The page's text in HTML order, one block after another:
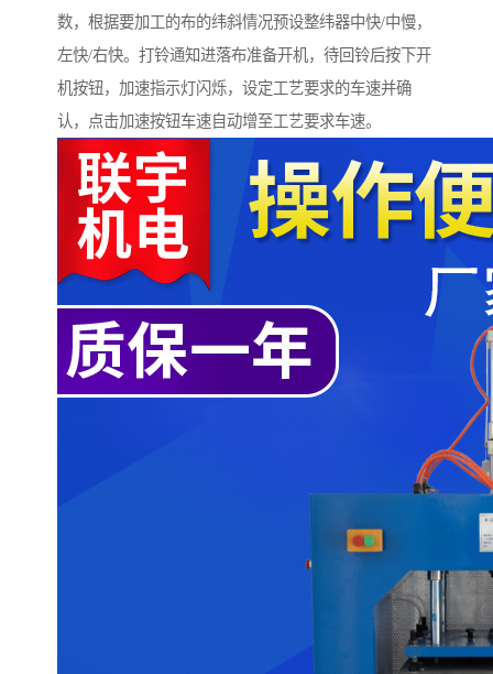
数，根据要加工的布的纬斜情况预设整纬器中快/中慢，
左快/右快。打铃通知进落布准备开机，待回铃后按下开
机按钮，加速指示灯闪烁，设定工艺要求的车速并确
认，点击加速按钮车速自动增至工艺要求车速。